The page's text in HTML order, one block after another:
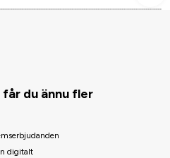
får du ännu fler
digitalt